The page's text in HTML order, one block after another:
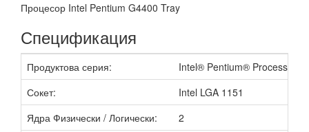
Процесор Intel Pentium G4400 Tray
Спецификация
Продуктова серия:
Intel® Pentium® Processor
Сокет:
Intel LGA 1151
Ядра Физически / Логически:
2